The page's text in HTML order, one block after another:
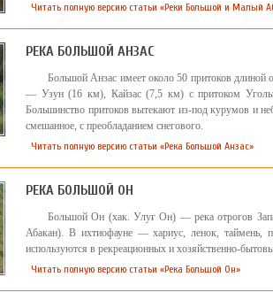
Читать полную версию статьи «Реки Большой и Малый
РЕКА БОЛЬШОЙ АНЗАС
Большой Анзас имеет около 50 притоков длиной
— Узун (16 км), Кайзас (7,5 км) с притоком
Большинство притоков вытекают из-под курумов и
смешанное, с преобладанием снегового.
Читать полную версию статьи «Река Большой Анзас»
РЕКА БОЛЬШОЙ ОН
Большой Он (хак. Улуғ Он) — река отрогов
Абакан). В ихтиофауне — хариус, ленок, таймень,
используются в рекреационных и хозяйственно-
Читать полную версию статьи «Река Большой Он»